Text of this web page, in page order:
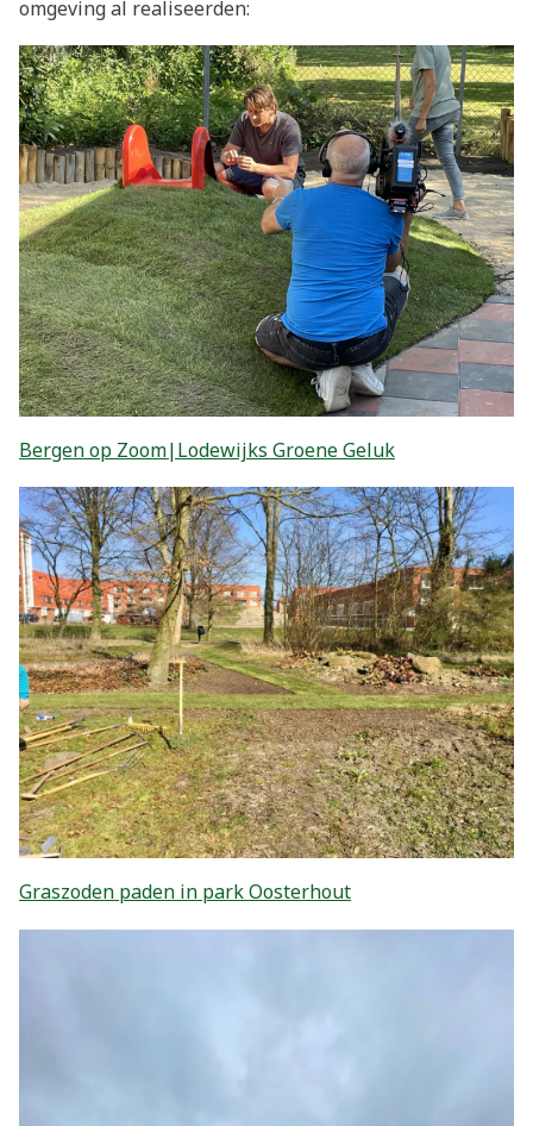
omgeving al realiseerden:
Bergen op Zoom|Lodewijks Groene Geluk
Graszoden paden in park Oosterhout